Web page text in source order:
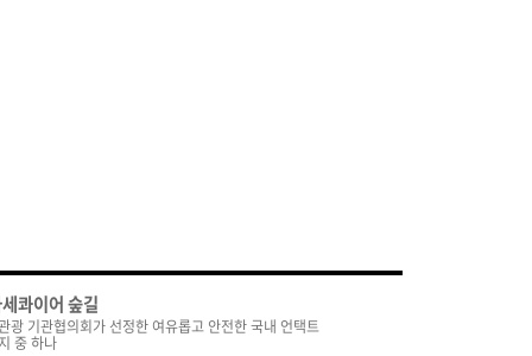
콰이어 숲길
광 기관협의회가 선정한 여유롭고 안전한 국내 언택트
중 하나